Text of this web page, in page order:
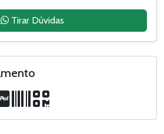
Tirar Dúvidas